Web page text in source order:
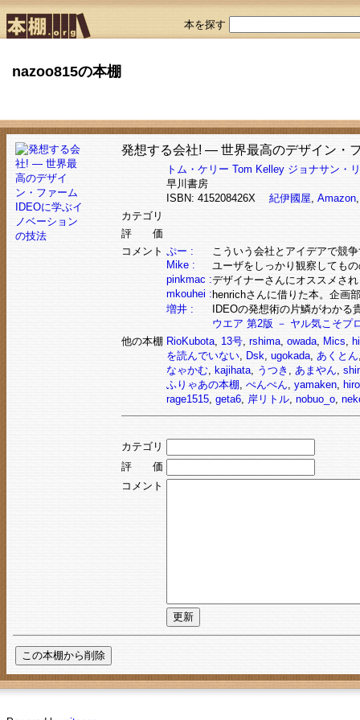
本を探す
nazoo815の本棚
発想する会社! ― 世界最高のデザイン・
トム・ケリー Tom Kelley ジョナサン・
早川書房
ISBN: 415208426X 紀伊國屋, Amazon
カテゴリ
評 価
コメント ぷー :
こういう会社とアイデアで競
Mike :
ユーザをしっかり観察しても
pinkmac :デザイナーさんにオススメさ
mkouhei : henrichさんに借りた本。企画
増井 :
IDEOの発想術の片鱗がわか
ウエア 第2版 － ヤル気こそプ
他の本棚 RioKubota, 13号, rshima, owada, Mics,
を読んでいない, Dsk, ugokada, あくとん
なゃかむ, kajihata, うつき , あまやん,
ふりゃあの本棚, ぺんぺん, yamaken,
rage1515, geta6, 岸リトル, nobuo_o,
カテゴリ
評 価
コメント